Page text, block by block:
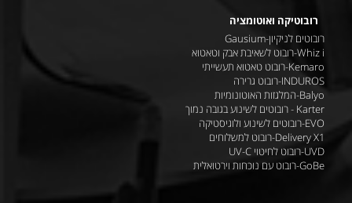
רובוטיקה ואוטומציה
רובוטים לניקיון-Gausium
Whiz i-רובוט לשאיבת אבק וטאטוא
Kemaro-רובוט טאטוא תעשייתי
INDUROS-רובוט גרירה
Balyo-המלגזות האוטונומיות
Karter - רובוטים לשינוע בגובה נמוך
EVO-רובוטים לשינוע ולוגיסטיקה
Delivery X1-רובוט למשלוחים
UVD-רובוט לחיטוי UV-C
GoBe-רובוט עם נוכחות וירטואלית